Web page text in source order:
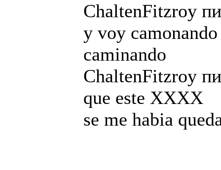
ChaltenFitzroy
y voy camonando
caminando
ChaltenFitzroy
que este XXXX
se me habia